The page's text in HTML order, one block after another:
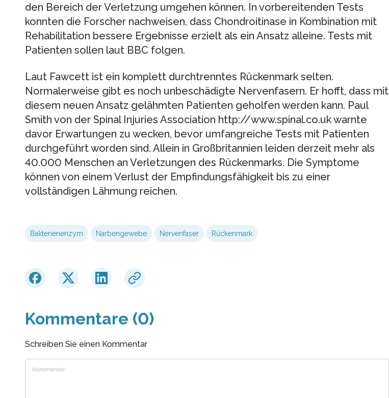
den Bereich der Verletzung umgehen können. In vorbereitenden Tests
konnten die Forscher nachweisen, dass Chondroitinase in Kombination mit
Rehabilitation bessere Ergebnisse erzielt als ein Ansatz alleine. Tests mit
Patienten sollen laut BBC folgen.
Laut Fawcett ist ein komplett durchtrenntes Rückenmark selten.
Normalerweise gibt es noch unbeschädigte Nervenfasern. Er hofft, dass mit
diesem neuen Ansatz gelähmten Patienten geholfen werden kann. Paul
Smith von der Spinal Injuries Association http://www.spinal.co.uk warnte
davor Erwartungen zu wecken, bevor umfangreiche Tests mit Patienten
durchgeführt worden sind. Allein in Großbritannien leiden derzeit mehr als
40.000 Menschen an Verletzungen des Rückenmarks. Die Symptome
können von einem Verlust der Empfindungsfähigkeit bis zu einer
vollständigen Lähmung reichen.
Bakterienenzym Narbengewebe Nervenfaser Rückenmark
Kommentare (0)
Schreiben Sie einen Kommentar